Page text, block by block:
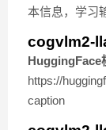
本信息，学习
cogvlm2-
HuggingFace
https://
caption